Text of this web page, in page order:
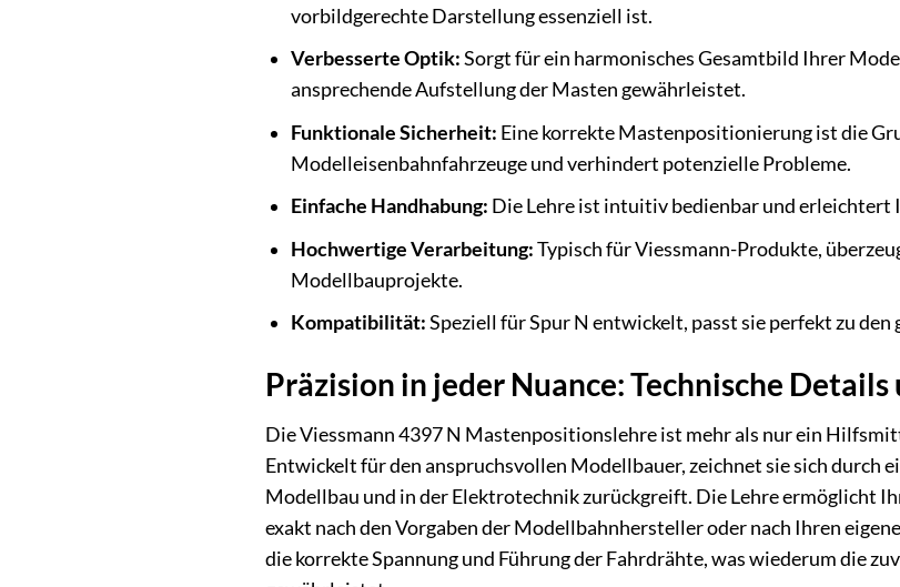
vorbildgerechte Darstellung essenziell ist.
Verbesserte Optik:Sorgt für ein harmonisches Gesamtbild Ihrer
ansprechende Aufstellung der Masten gewährleistet.
Funktionale Sicherheit: Eine korrekte Mastenpositionierung ist die
Modelleisenbahnfahrzeuge und verhindert potenzielle Probleme.
Einfache Handhabung: Die Lehre ist intuitiv bedienbar und erleichtert
Hochwertige Verarbeitung:Typisch für Viessmann-Produkte,
Modellbauprojekte.
Kompatibilität:Speziell für Spur N entwickelt, passt sie perfekt zu
Präzision in jeder Nuance: Technische
Die Viessmann 4397 N Mastenpositionslehre ist mehr als nur ein
Entwickelt für den anspruchsvollen Modellbauer, zeichnet sie sich durch
Modellbau und in der Elektrotechnik zurückgreift. Die Lehre ermöglicht
exakt nach den Vorgaben der Modellbahnhersteller oder nach Ihren
die korrekte Spannung und Führung der Fahrdrähte, was wiederum die